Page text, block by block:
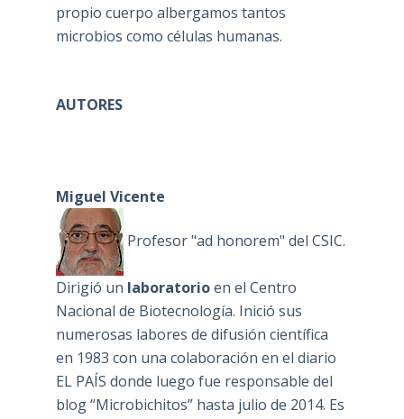
propio cuerpo albergamos tantos
microbios como células humanas.
AUTORES
Miguel Vicente
Profesor "ad honorem" del CSIC.
Dirigió un laboratorioen el Centro
Nacional de Biotecnología. Inició sus
numerosas labores de difusión científica
en 1983 con una colaboración en el diario
EL PAÍS donde luego fue responsable del
blog “Microbichitos” hasta julio de 2014. Es